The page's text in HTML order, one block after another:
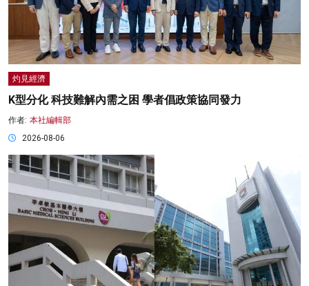
灼見經濟
K型分化 科技難解內需之困 學者倡政策協同發力
作者: 本社編輯部
2026-08-06